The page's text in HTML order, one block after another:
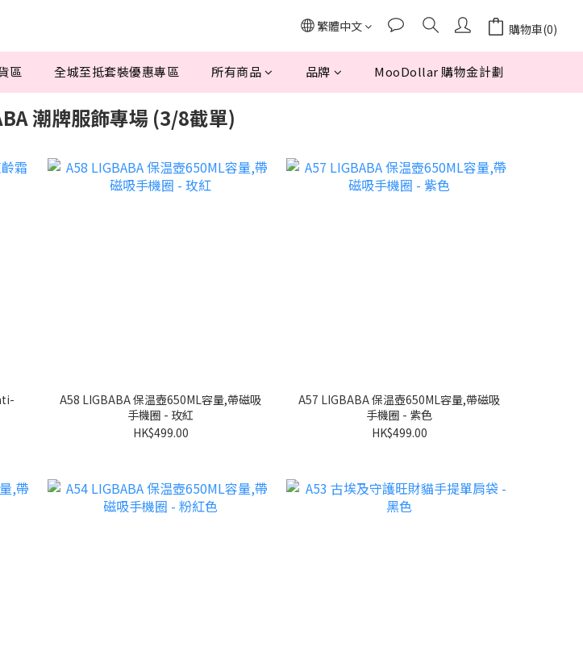
繁體中文 購物車(0)
區 全城至抵套裝優惠專區 所有商品 品牌 MooDollar 購物金計劃
潮牌服飾專場 (3/8截單)
A58 LIGBABA 保温壺650ML容量,帶磁吸
手機圈 - 玫紅
HK$499.00
A57 LIGBABA 保温壺650ML容量,帶磁吸
手機圈 - 紫色
HK$499.00